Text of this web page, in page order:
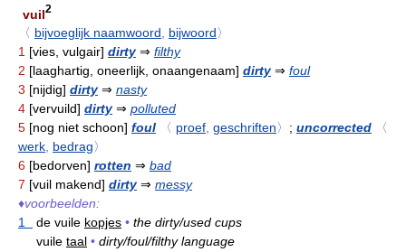
vuil2
〈 bijvoeglijk naamwoord, bijwoord〉
1 [vies, vulgair] dirty⇒ filthy
2 [laaghartig, oneerlijk, onaangenaam] dirty⇒ foul
3 [nijdig] dirty⇒ nasty
4 [vervuild] dirty⇒ polluted
5 [nog niet schoon] foul 〈 proef, geschriften〉 ; uncorrected
〈
werk, bedrag〉
6 [bedorven] rotten ⇒ bad
7 [vuil makend] dirty⇒ messy
♦voorbeelden:
1
de vuile kopjes • the dirty/used cups
vuile taal • dirty/foul/filthy language